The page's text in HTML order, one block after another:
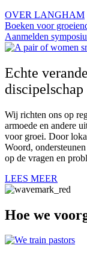
OVER LANGHAM
Boeken voor
Aanmelden
Echte
discipelschap
Wij richten ons op
armoede en andere
voor groei. Door
Woord,
op de vragen en
LEES MEER
Hoe we